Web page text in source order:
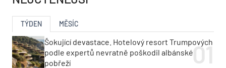
TÝDEN MĚSÍC
Šokující devastace. Hotelový resort Trumpových
podle expertů nevratně poškodil albánské
pobřeží